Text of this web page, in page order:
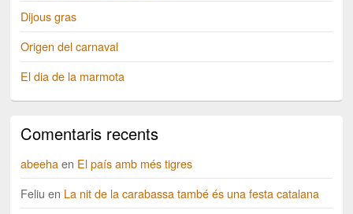
Dijous gras
Origen del carnaval
El dia de la marmota
Comentaris recents
abeehaen El país amb més tigres
Feliu en La nit de la carabassa també és una festa catalana